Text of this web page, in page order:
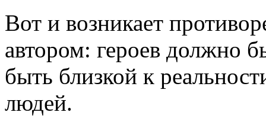
Вот и возникает
автором: героев должно
быть близкой к
людей.